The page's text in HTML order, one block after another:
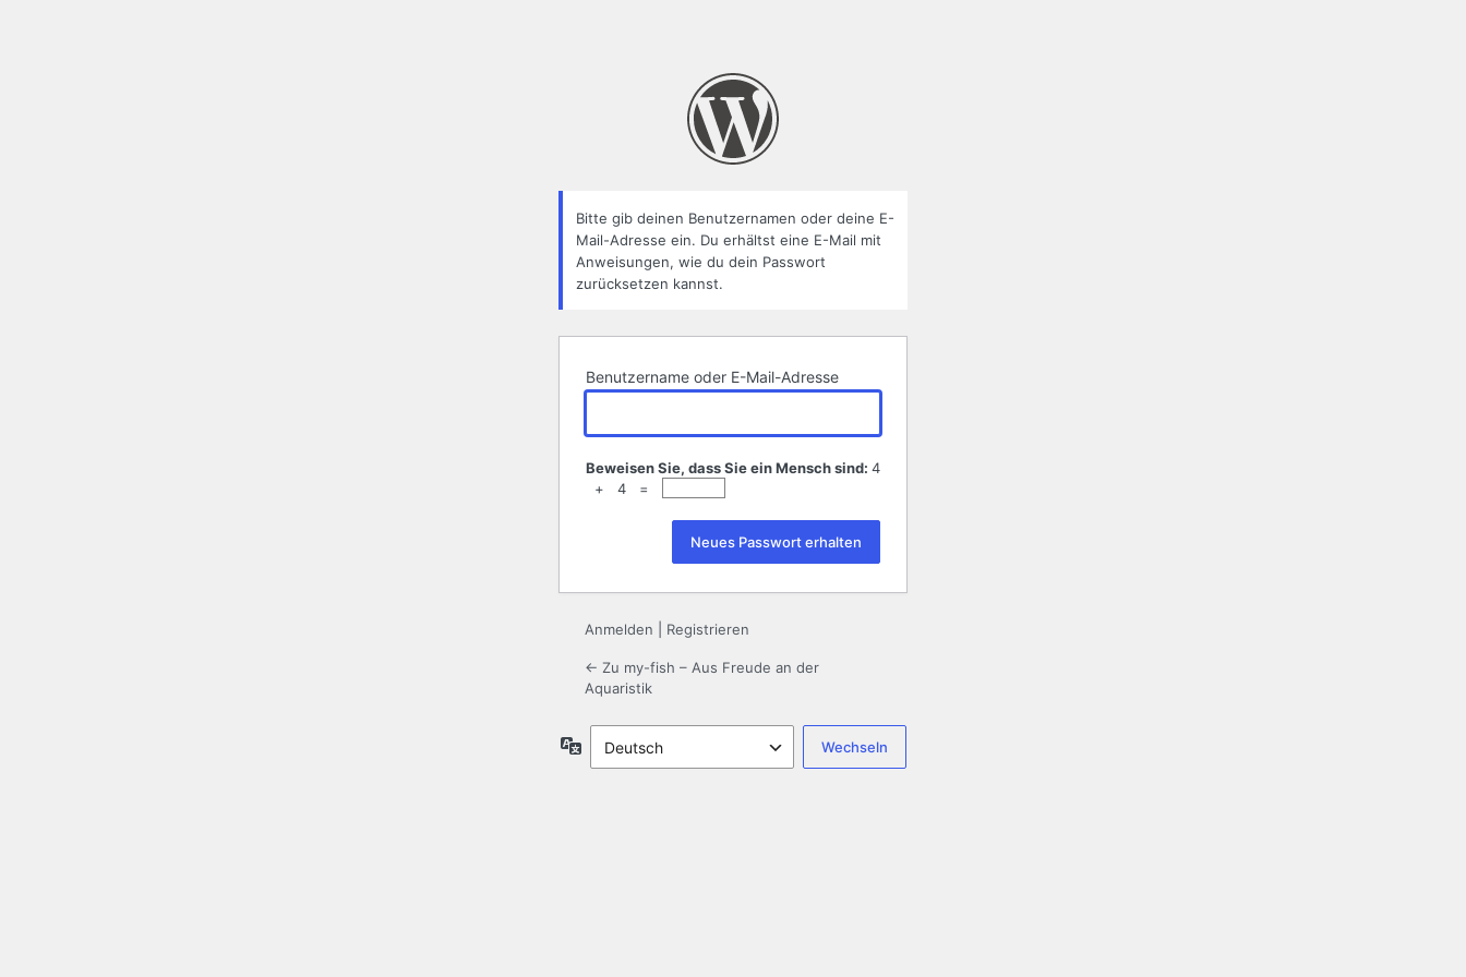
Bitte gib deinen Benutzernamen oder deine E-
Mail-Adresse ein. Du erhältst eine E-Mail mit
Anweisungen, wie du dein Passwort
zurücksetzen kannst.
Benutzername oder E-Mail-Adresse
Beweisen Sie, dass Sie ein Mensch sind: 4
+ 4 =
Anmelden Registrieren
← Zu my-fish – Aus Freude an der
Aquaristik
Sprache